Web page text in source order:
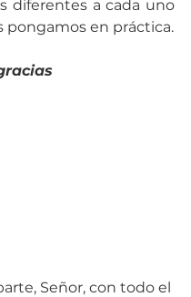
diferentes a cada uno
pongamos en práctica.
Señor, con todo el